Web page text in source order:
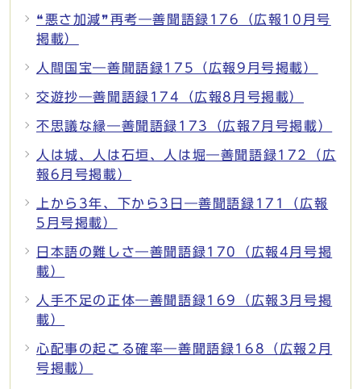
❝悪さ加減❞再考―善聞語録176（広報10月号
掲載）
人間国宝―善聞語録175（広報9月号掲載）
交遊抄―善聞語録174（広報8月号掲載）
不思議な縁―善聞語録173（広報7月号掲載）
人は城、人は石垣、人は堀―善聞語録172（広
報6月号掲載）
上から3年、下から3日―善聞語録171（広報
5月号掲載）
日本語の難しさ―善聞語録170（広報4月号掲
載）
人手不足の正体―善聞語録169（広報3月号掲
載）
心配事の起こる確率―善聞語録168（広報2月
号掲載）